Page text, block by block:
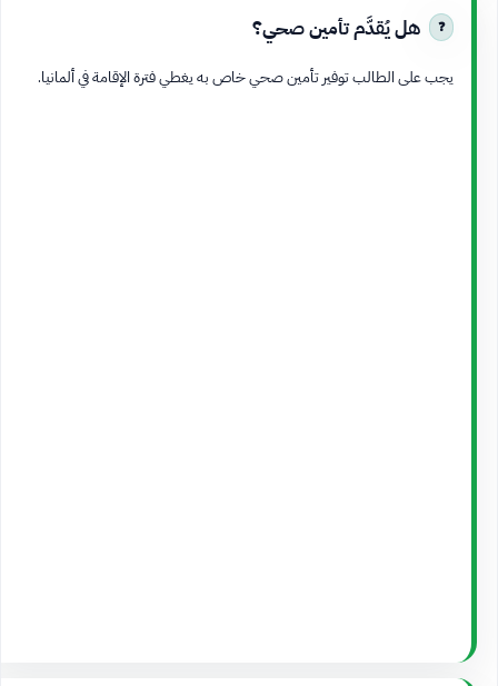
هل يُقدَّم تأمين صحي؟
يجب على الطالب توفير تأمين صحي خاص به يغطي فترة الإقامة في ألمانيا.